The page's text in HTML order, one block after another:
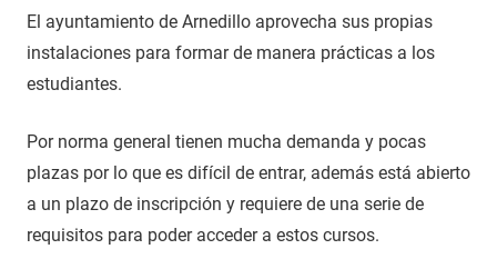
El ayuntamiento de Arnedillo aprovecha sus propias
instalaciones para formar de manera prácticas a los
estudiantes.
Por norma general tienen mucha demanda y pocas
plazas por lo que es difícil de entrar, además está abierto
a un plazo de inscripción y requiere de una serie de
requisitos para poder acceder a estos cursos.